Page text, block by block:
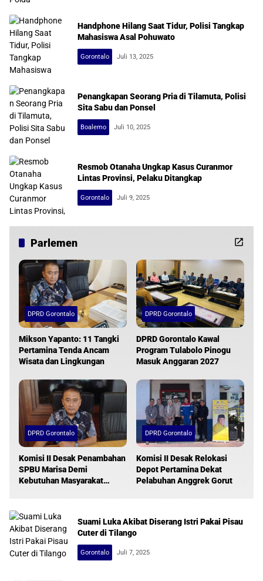
Handphone Hilang Saat Tidur, Polisi Tangkap
Mahasiswa Asal Pohuwato
Gorontalo Juli 13, 2025
Penangkapan Seorang Pria di Tilamuta, Polisi
Sita Sabu dan Ponsel
Boalemo Juli 10, 2025
Resmob Otanaha Ungkap Kasus Curanmor
Lintas Provinsi, Pelaku Ditangkap
Gorontalo Juli 9, 2025
Parlemen
DPRD Gorontalo
Mikson Yapanto: 11 Tangki
Pertamina Tenda Ancam
Wisata dan Lingkungan
DPRD Gorontalo
DPRD Gorontalo Kawal
Program Tulabolo Pinogu
Masuk Anggaran 2027
DPRD Gorontalo
Komisi II Desak Penambahan
SPBU Marisa Demi
Kebutuhan Masyarakat
DPRD Gorontalo
Komisi II Desak Relokasi
Depot Pertamina Dekat
Pelabuhan Anggrek Gorut
Suami Luka Akibat Diserang Istri Pakai Pisau
Cuter di Tilango
Gorontalo Juli 7, 2025